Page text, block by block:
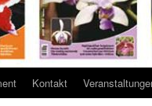
Kontakt